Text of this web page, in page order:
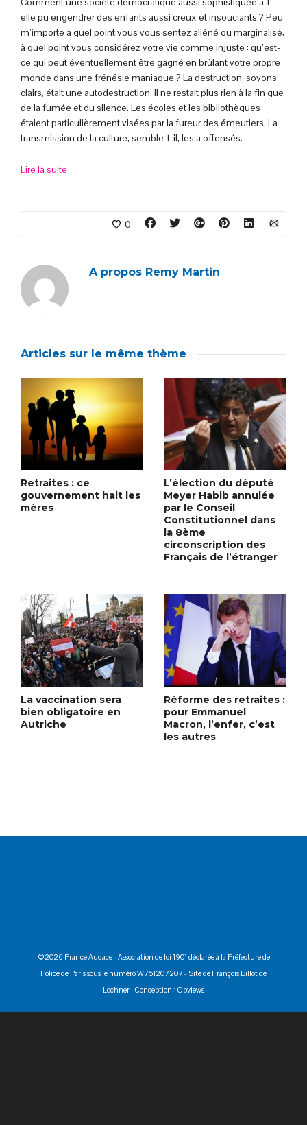
elle pu engendrer des enfants aussi creux et insouciants ? Peu
m’importe à quel point vous vous sentez aliéné ou marginalisé,
à quel point vous considérez votre vie comme injuste : qu’est-
ce qui peut éventuellement être gagné en brûlant votre propre
monde dans une frénésie maniaque ? La destruction, soyons
clairs, était une autodestruction. Il ne restait plus rien à la fin que
de la fumée et du silence. Les écoles et les bibliothèques
étaient particulièrement visées par la fureur des émeutiers. La
transmission de la culture, semble-t-il, les a offensés.
Lire la suite
0
A propos Remy Martin
Articles sur le même thème
Retraites : ce
gouvernement hait les
mères
L’élection du député
Meyer Habib annulée
par le Conseil
Constitutionnel dans
la 8ème
circonscription des
Français de l’étranger
La vaccination sera
bien obligatoire en
Autriche
Réforme des retraites :
pour Emmanuel
Macron, l’enfer, c’est
les autres
©2026 France Audace - Association de loi 1901 déclarée à la Préfecture de
Police de Paris sous le numéro W751207207 -Site de François Billot de
Lochner | Conception : Obviews